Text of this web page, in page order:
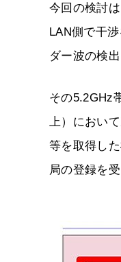
今回の検討
LAN側で干
ダー波の検
その5.2GHz
上）におい
等を取得し
局の登録を